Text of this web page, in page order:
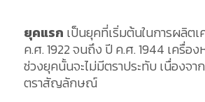
ยุคแรก เป็นยุคที่เริ่มต้นในการผลิต
ค.ศ. 1922 จนถึง ปี ค.ศ. 1944 เครื่อ
ช่วงยุคนั้นจะไม่มีตราประทับ เนื่องจา
ตราสัญลักษณ์